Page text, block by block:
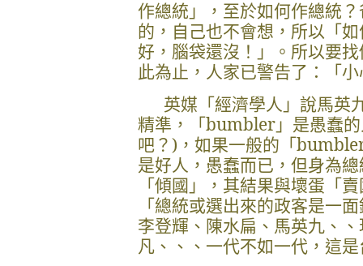
作總統」，至於如何作總統
的，自己也不會想，所以「
好，腦袋還沒！」。所以要
此為止，人家已警告了：「
英媒「經濟學人」說馬英
精準，「bumbler」是愚蠢
吧？) ，如果一般的「
是好人，愚蠢而已，但身為
「傾國」，其結果與壞蛋「
「總統或選出來的政客是一
李登輝、陳水扁、馬英九、
凡、、、一代不如一代，這